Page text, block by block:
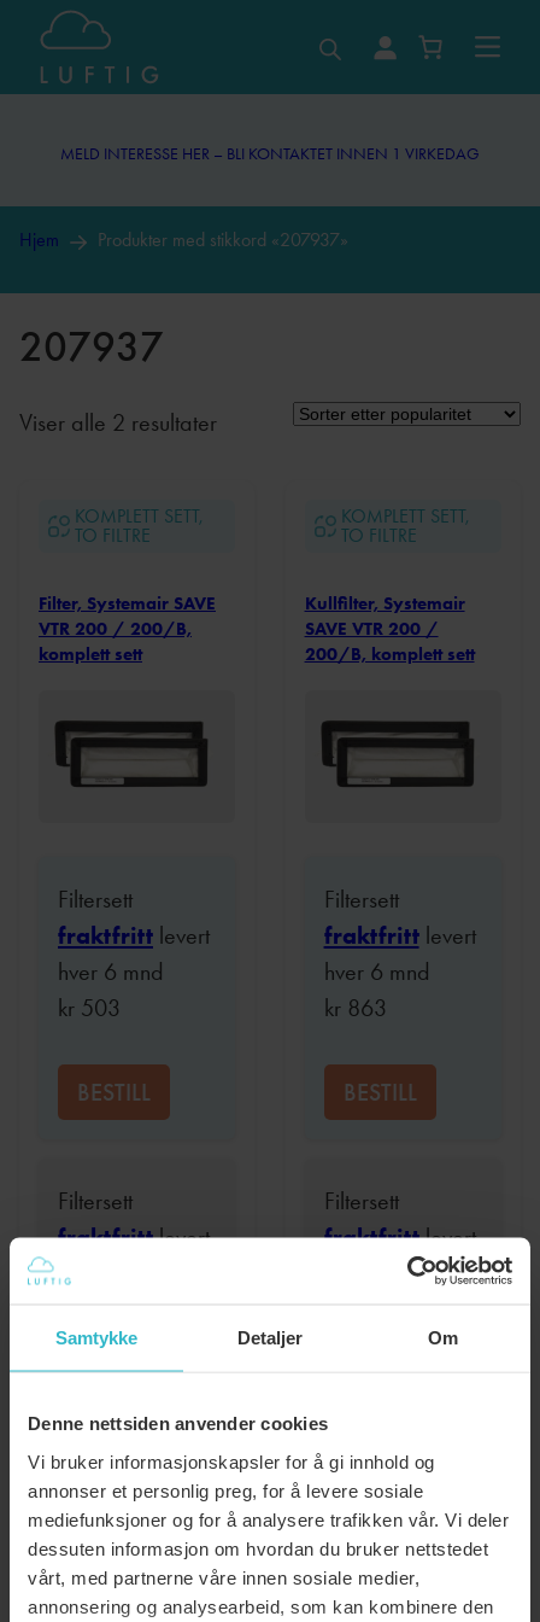
Samtykke Detaljer Om
Denne nettsiden anvender cookies
Vi bruker informasjonskapsler for å gi innhold og
annonser et personlig preg, for å levere sosiale
mediefunksjoner og for å analysere trafikken vår. Vi deler
dessuten informasjon om hvordan du bruker nettstedet
vårt, med partnerne våre innen sosiale medier,
annonsering og analysearbeid, som kan kombinere den
Hopp
innhold
MELD INTERESSE HER – BLI KONTAKTET INNEN 1 VIRKEDAG
Hjem Produkter med stikkord «207937»
207937
Viser alle 2 resultaterSortert
KOMPLETT SETT,
TO FILTRE
Filter, Systemair SAVE
VTR 200 / 200/B,
komplett sett
Filtersett
fraktfritt levert
hver 6 mnd
kr 503
BESTILL
Filtersett
fraktfrittlevert
hver 12 mnd
LES MER:
FILTER,
SYSTEMAIR
SAVE
KOMPLETT SETT,
TO FILTRE
Kullfilter, Systemair
SAVE VTR 200 /
200/B, komplett sett
Filtersett
fraktfrittlevert
hver 6 mnd
kr863
BESTILL
Filtersett
fraktfrittlevert
hver 12 mnd
LES MER:
MELD INTERESSE HER – BLI KONTAKTET INNEN 1 VIRKEDAG